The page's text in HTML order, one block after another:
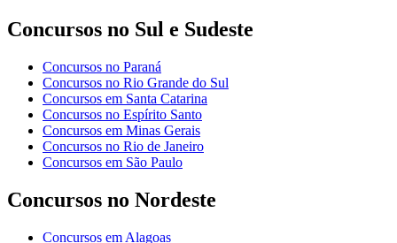
Concursos no Sul e Sudeste
Concursos no Paraná
Concursos no Rio Grande do Sul
Concursos em Santa Catarina
Concursos no Espírito Santo
Concursos em Minas Gerais
Concursos no Rio de Janeiro
Concursos em São Paulo
Concursos no Nordeste
Concursos em Alagoas